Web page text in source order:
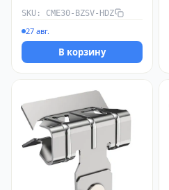
SKU: CME30-BZSV-HDZ
27 авг.
В корзину